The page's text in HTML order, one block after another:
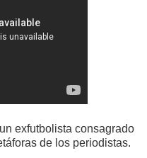
exfutbolista consagrado
de los periodistas.